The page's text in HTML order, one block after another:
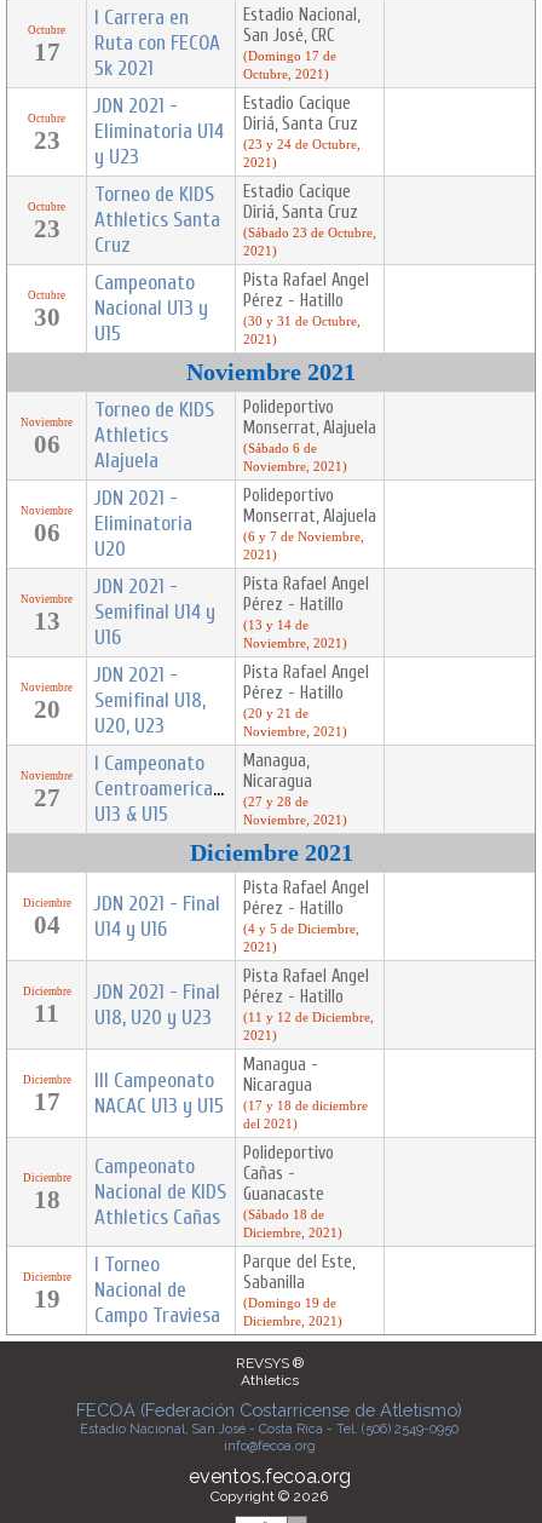
Octubre
17
I Carrera en
Ruta con FECOA
5k 2021
Estadio Nacional,
San José, CRC
(Domingo 17 de
Octubre, 2021)
Octubre
23
JDN 2021 -
Eliminatoria U14
y U23
Estadio Cacique
Diriá, Santa Cruz
(23 y 24 de Octubre,
2021)
Octubre
23
Torneo de KIDS
Athletics Santa
Cruz
Estadio Cacique
Diriá, Santa Cruz
(Sábado 23 de Octubre,
2021)
Octubre
30
Campeonato
Nacional U13 y
U15
Pista Rafael Angel
Pérez - Hatillo
(30 y 31 de Octubre,
2021)
Noviembre 2021
Noviembre
06
Torneo de KIDS
Athletics
Alajuela
Polideportivo
Monserrat, Alajuela
(Sábado 6 de
Noviembre, 2021)
Noviembre
06
JDN 2021 -
Eliminatoria
U20
Polideportivo
Monserrat, Alajuela
(6 y 7 de Noviembre,
2021)
Noviembre
13
JDN 2021 -
Semifinal U14 y
U16
Pista Rafael Angel
Pérez - Hatillo
(13 y 14 de
Noviembre, 2021)
Noviembre
20
JDN 2021 -
Semifinal U18,
U20, U23
Pista Rafael Angel
Pérez - Hatillo
(20 y 21 de
Noviembre, 2021)
Noviembre
27
I Campeonato
Centroamericano
U13 & U15
Managua,
Nicaragua
(27 y 28 de
Noviembre, 2021)
Diciembre 2021
Diciembre
04
JDN 2021 - Final
U14 y U16
Pista Rafael Angel
Pérez - Hatillo
(4 y 5 de Diciembre,
2021)
Diciembre
11
JDN 2021 - Final
U18, U20 y U23
Pista Rafael Angel
Pérez - Hatillo
(11 y 12 de Diciembre,
2021)
Diciembre
17
III Campeonato
NACAC U13 y U15
Managua -
Nicaragua
(17 y 18 de diciembre
del 2021)
Diciembre
18
Campeonato
Nacional de KIDS
Athletics Cañas
Polideportivo
Cañas -
Guanacaste
(Sábado 18 de
Diciembre, 2021)
Diciembre
19
I Torneo
Nacional de
Campo Traviesa
Parque del Este,
Sabanilla
(Domingo 19 de
Diciembre, 2021)
REVSYS ®
Athletics
FECOA (Federación Costarricense de Atletismo)
Estadio Nacional, San José - Costa Rica - Tel. (506) 2549-0950
info@fecoa.org
eventos.fecoa.org
Copyright © 2026